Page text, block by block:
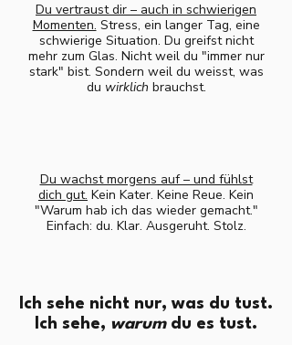
Du vertraust dir – auch in schwierigen
Momenten. Stress, ein langer Tag, eine
schwierige Situation. Du greifst nicht
mehr zum Glas. Nicht weil du "immer nur
stark" bist. Sondern weil du weisst, was
du wirklich brauchst.
Du wachst morgens auf – und fühlst
dich gut. Kein Kater. Keine Reue. Kein
"Warum hab ich das wieder gemacht."
Einfach: du. Klar. Ausgeruht. Stolz.
Ich sehe nicht nur, was du tust.
Ich sehe, warumdu es tust.